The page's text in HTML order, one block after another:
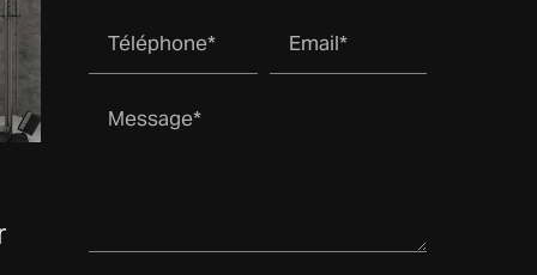
Téléphone* Email*
Message*